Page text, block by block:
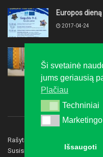
Europos
2017-04-24
suspindėjo
2016-03-09
Rašyti redakcijai
Susisiekite
Ši svetainė
jums geriausią
Plačiau
Techniniai
Techniniai
Marketingo
Marketingo
Išsaugoti